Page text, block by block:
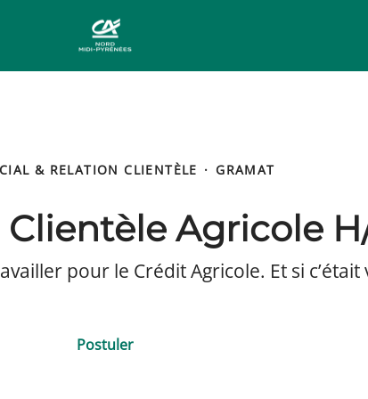
& RELATION CLIENTÈLE · GRAMAT
Clientèle Agricole
pour le Crédit Agricole. Et si
Postuler